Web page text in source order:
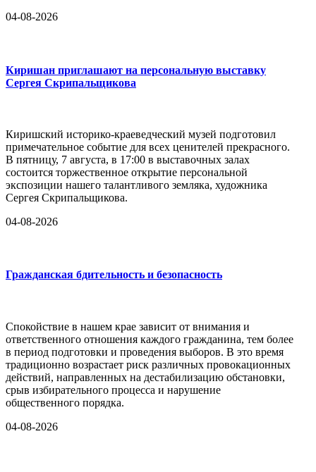
04-08-2026
Киришан приглашают на персональную выставку
Сергея Скрипальщикова
Киришский историко-краеведческий музей подготовил
примечательное событие для всех ценителей прекрасного.
В пятницу, 7 августа, в 17:00 в выставочных залах
состоится торжественное открытие персональной
экспозиции нашего талантливого земляка, художника
Сергея Скрипальщикова.
04-08-2026
Гражданская бдительность и безопасность
Спокойствие в нашем крае зависит от внимания и
ответственного отношения каждого гражданина, тем более
в период подготовки и проведения выборов. В это время
традиционно возрастает риск различных провокационных
действий, направленных на дестабилизацию обстановки,
срыв избирательного процесса и нарушение
общественного порядка.
04-08-2026